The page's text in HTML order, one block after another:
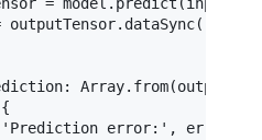
outputTensor. dataSync();
: Array. from(output)
'Prediction error:' , error);